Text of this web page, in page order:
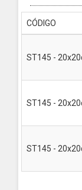
CÓDIGO
ST145 -
ST145 -
ST145 -